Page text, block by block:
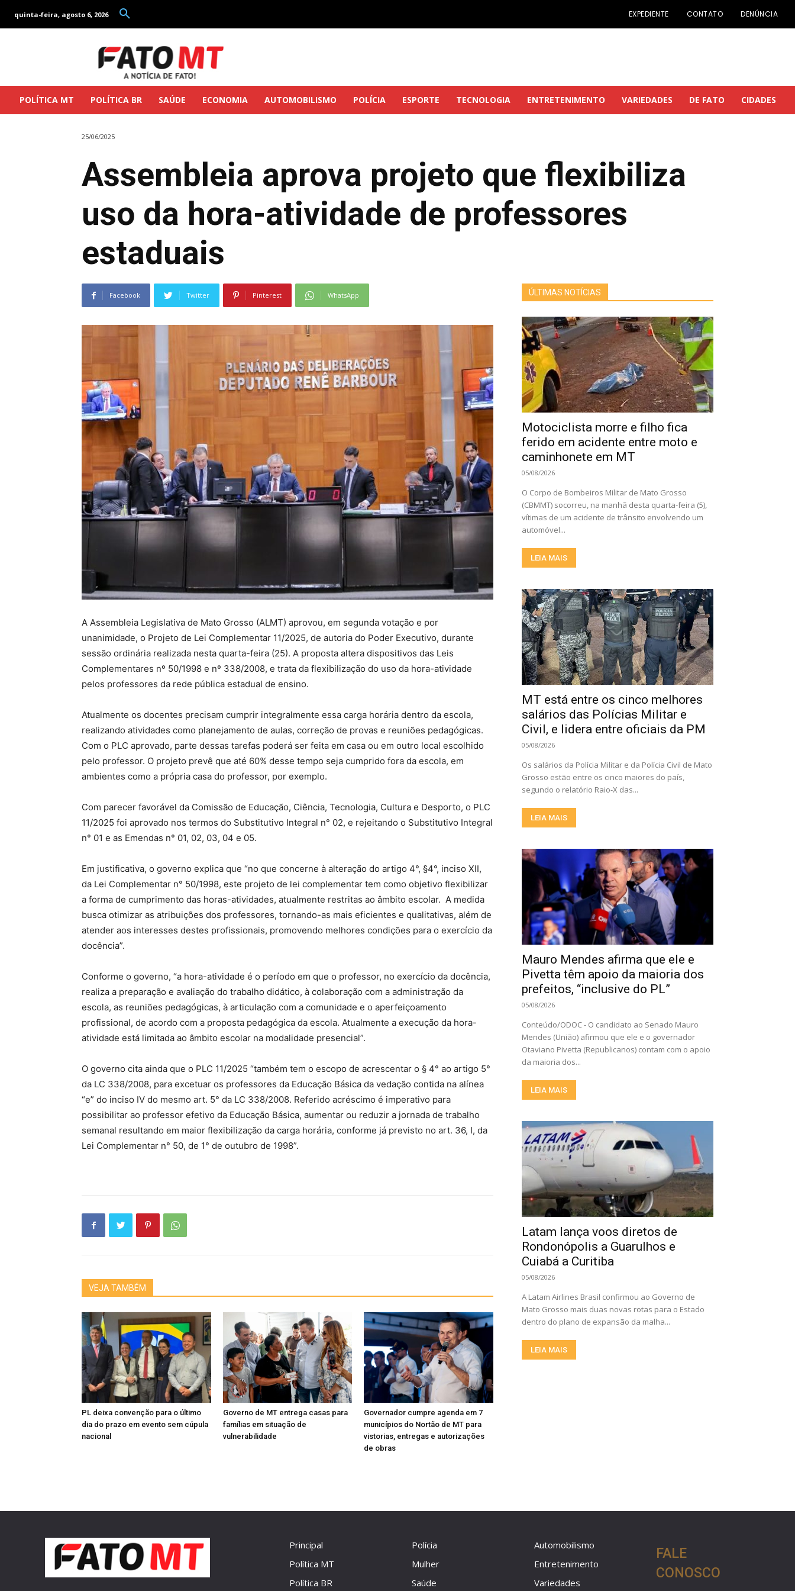
quinta-feira, agosto 6, 2026 EXPEDIENTE CONTATO DENÚNCIA
POLÍTICA MT POLÍTICA BR SAÚDE ECONOMIA AUTOMOBILISMO POLÍCIA ESPORTE TECNOLOGIA ENTRETENIMENTO VARIEDADES DE FATO CIDADES
25/06/2025
Assembleia aprova projeto que flexibiliza
uso da hora-atividade de professores
estaduais
Facebook Twitter Pinterest WhatsApp
A Assembleia Legislativa de Mato Grosso (ALMT) aprovou, em segunda votação e por
unanimidade, o Projeto de Lei Complementar 11/2025, de autoria do Poder Executivo, durante
sessão ordinária realizada nesta quarta-feira (25). A proposta altera dispositivos das Leis
Complementares nº 50/1998 e nº 338/2008, e trata da flexibilização do uso da hora-atividade
pelos professores da rede pública estadual de ensino.
Atualmente os docentes precisam cumprir integralmente essa carga horária dentro da escola,
realizando atividades como planejamento de aulas, correção de provas e reuniões pedagógicas.
Com o PLC aprovado, parte dessas tarefas poderá ser feita em casa ou em outro local escolhido
pelo professor. O projeto prevê que até 60% desse tempo seja cumprido fora da escola, em
ambientes como a própria casa do professor, por exemplo.
Com parecer favorável da Comissão de Educação, Ciência, Tecnologia, Cultura e Desporto, o PLC
11/2025 foi aprovado nos termos do Substitutivo Integral n° 02, e rejeitando o Substitutivo Integral
n° 01 e as Emendas n° 01, 02, 03, 04 e 05.
Em justificativa, o governo explica que “no que concerne à alteração do artigo 4°, §4°, inciso XII,
da Lei Complementar n° 50/1998, este projeto de lei complementar tem como objetivo flexibilizar
a forma de cumprimento das horas-atividades, atualmente restritas ao âmbito escolar. А medida
busca otimizar as atribuições dos professores, tornando-as mais eficientes e qualitativas, além de
atender aos interesses destes profissionais, promovendo melhores condições para o exercício da
docência”.
Conforme o governo, “a hora-atividade é o período em que o professor, no exercício da docência,
realiza a preparação e avaliação do trabalho didático, à colaboração com a administração da
escola, as reuniões pedagógicas, à articulação com a comunidade e o aperfeiçoamento
profissional, de acordo com a proposta pedagógica da escola. Atualmente a execução da hora-
atividade está limitada ao âmbito escolar na modalidade presencial”.
O governo cita ainda que o PLC 11/2025 “também tem o escopo de acrescentar o § 4° ao artigo 5°
da LC 338/2008, para excetuar os professores da Educação Básica da vedação contida na alínea
“e” do inciso IV do mesmo art. 5° da LC 338/2008. Referido acréscimo é imperativo para
possibilitar ao professor efetivo da Educação Básica, aumentar ou reduzir a jornada de trabalho
semanal resultando em maior flexibilização da carga horária, conforme já previsto no art. 36, I, da
Lei Complementar n° 50, de 1° de outubro de 1998”.
VEJA TAMBÉM
PL deixa convenção para o último
dia do prazo em evento sem cúpula
nacional
Governo de MT entrega casas para
famílias em situação de
vulnerabilidade
Governador cumpre agenda em 7
municípios do Nortão de MT para
vistorias, entregas e autorizações
de obras
ÚLTIMAS NOTÍCIAS
Motociclista morre e filho fica
ferido em acidente entre moto e
caminhonete em MT
05/08/2026
O Corpo de Bombeiros Militar de Mato Grosso
(CBMMT) socorreu, na manhã desta quarta-feira (5),
vítimas de um acidente de trânsito envolvendo um
automóvel...
LEIA MAIS
MT está entre os cinco melhores
salários das Polícias Militar e
Civil, e lidera entre oficiais da PM
05/08/2026
Os salários da Polícia Militar e da Polícia Civil de Mato
Grosso estão entre os cinco maiores do país,
segundo o relatório Raio-X das...
LEIA MAIS
Mauro Mendes afirma que ele e
Pivetta têm apoio da maioria dos
prefeitos, “inclusive do PL”
05/08/2026
Conteúdo/ODOC - O candidato ao Senado Mauro
Mendes (União) afirmou que ele e o governador
Otaviano Pivetta (Republicanos) contam com o apoio
da maioria dos...
LEIA MAIS
Latam lança voos diretos de
Rondonópolis a Guarulhos e
Cuiabá a Curitiba
05/08/2026
A Latam Airlines Brasil confirmou ao Governo de
Mato Grosso mais duas novas rotas para o Estado
dentro do plano de expansão da malha...
LEIA MAIS
Principal
Política MT
Política BR
Polícia
Mulher
Saúde
Automobilismo
Entretenimento
Variedades
FALE
CONOSCO